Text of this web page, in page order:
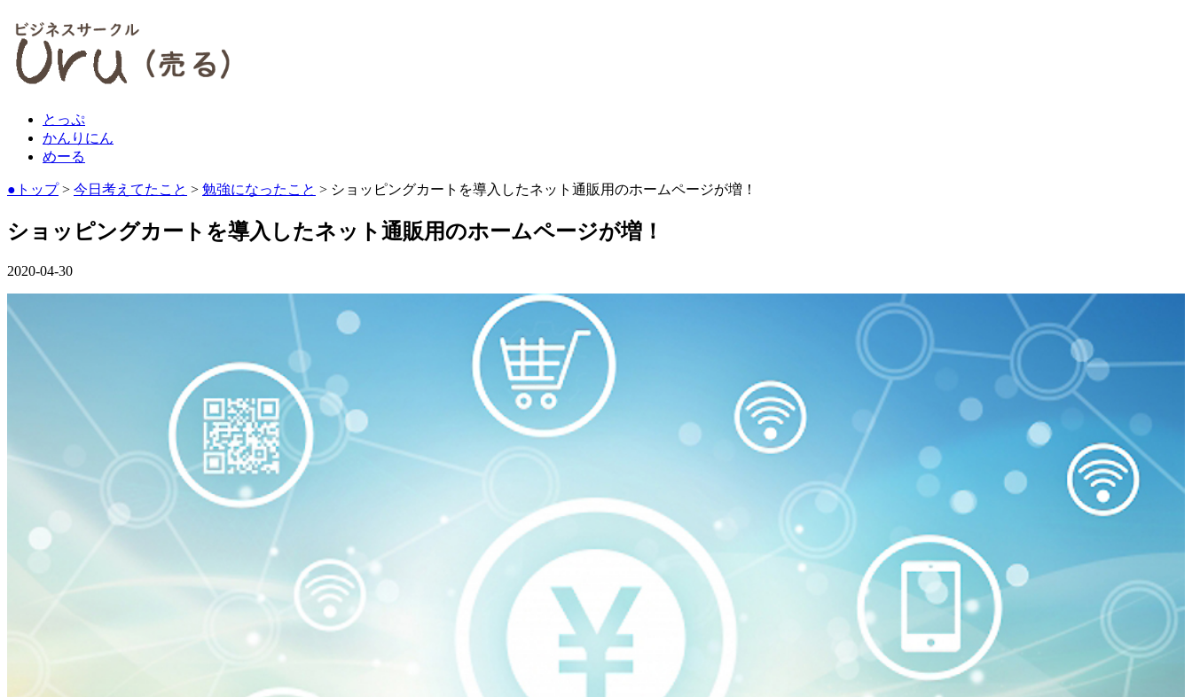
とっぷ
かんりにん
めーる
●トップ> 今日考えてたこと > 勉強になったこと > ショッピングカートを導入したネット通販用のホームページが増！
ショッピングカートを導入したネット通販用のホームページが増！
2020-04-30